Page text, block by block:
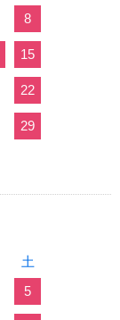
8
15
22
29
土
5